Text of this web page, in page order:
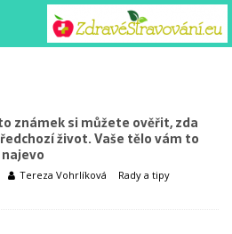
známek si můžete ověřit, zda
život. Vaše tělo vám to
Tereza Vohrlíková Rady a tipy